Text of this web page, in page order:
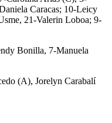
Caracas; 10-Leicy
21-Valerin Loboa; 9-
Bonilla, 7-Manuela
(A), Jorelyn Carabalí